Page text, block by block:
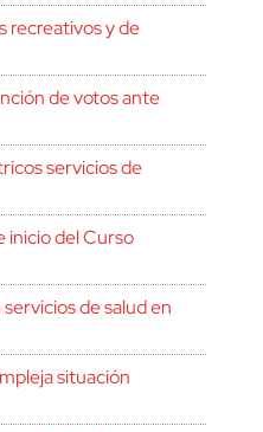
recreativos y de
de votos ante
servicios de
inicio del Curso
de salud en
situación